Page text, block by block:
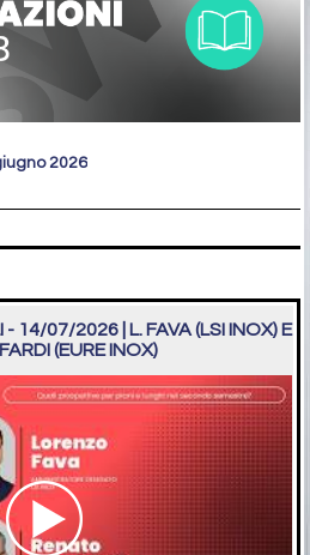
2026
- 14/07/2026 | L. FAVA (LSI INOX) E
(EURE INOX)